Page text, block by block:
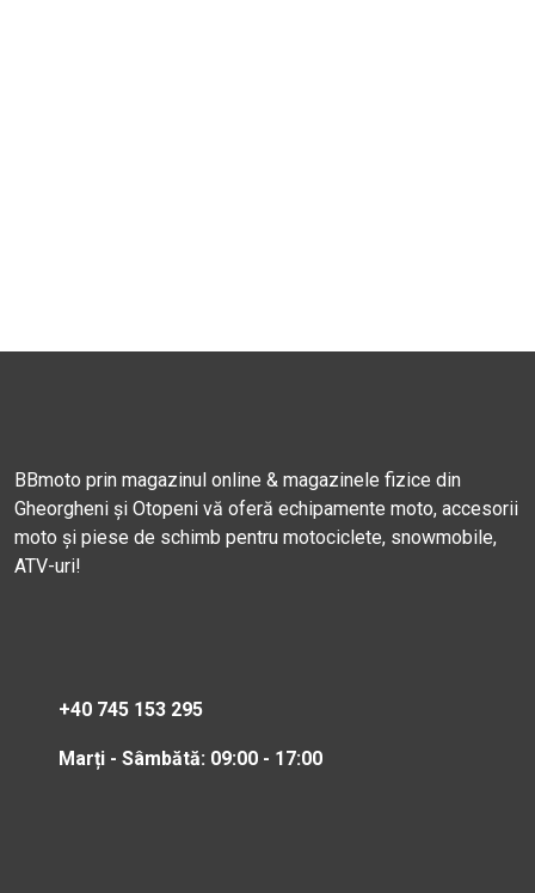
BBmoto prin magazinul online & magazinele fizice din
Gheorgheni și Otopeni vă oferă echipamente moto, accesorii
moto și piese de schimb pentru motociclete, snowmobile,
ATV-uri!
+40 745 153 295
Marți - Sâmbătă: 09:00 - 17:00